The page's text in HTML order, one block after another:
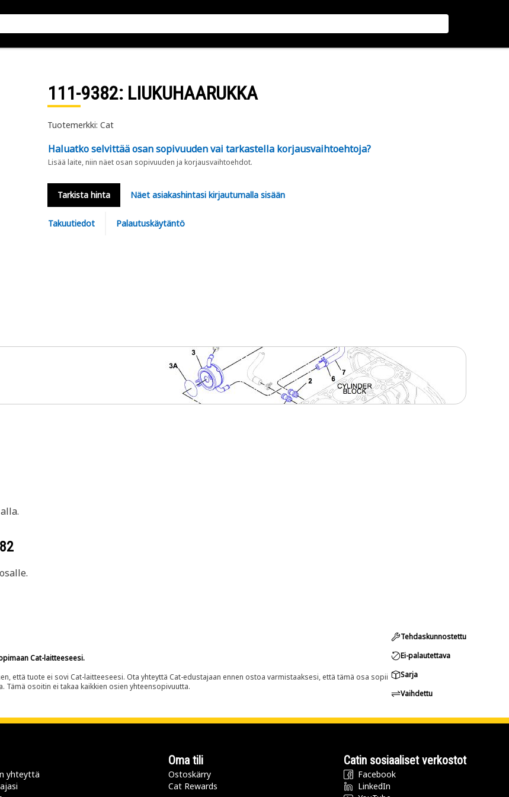
111-9382: LIUKUHAARUKKA
Tuotemerkki: Cat
Haluatko selvittää osan sopivuuden vai tarkastella korjausvaihtoehtoja?
Lisää laite, niin näet osan sopivuuden ja korjausvaihtoehdot.
Tarkista hinta Näet asiakashintasi kirjautumalla sisään
Takuutiedot Palautuskäytäntö
Cat-laitteeseesi.
että tuote ei sovi Cat-laitteeseesi. Ota yhteyttä Cat-edustajaan ennen ostoa varmistaaksesi, että tämä osa sopii
osoitin ei takaa kaikkien osien yhteensopivuutta.
Tehdaskunnostettu
Ei-palautettava
Sarja
Vaihdettu
yhteyttä
Oma tili
Ostoskärry
Cat Rewards
Catin sosiaaliset verkostot
Facebook
LinkedIn